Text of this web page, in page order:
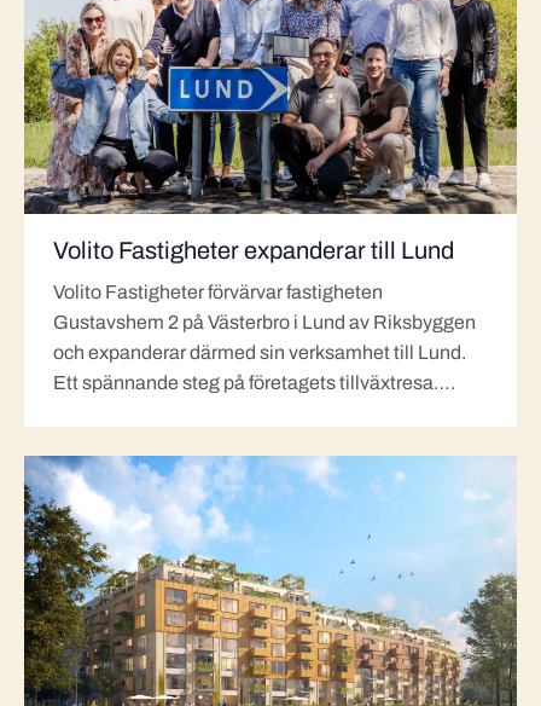
Volito Fastigheter expanderar till Lund
Volito Fastigheter förvärvar fastigheten
Gustavshem 2 på Västerbro i Lund av Riksbyggen
och expanderar därmed sin verksamhet till Lund.
Ett spännande steg på företagets tillväxtresa….